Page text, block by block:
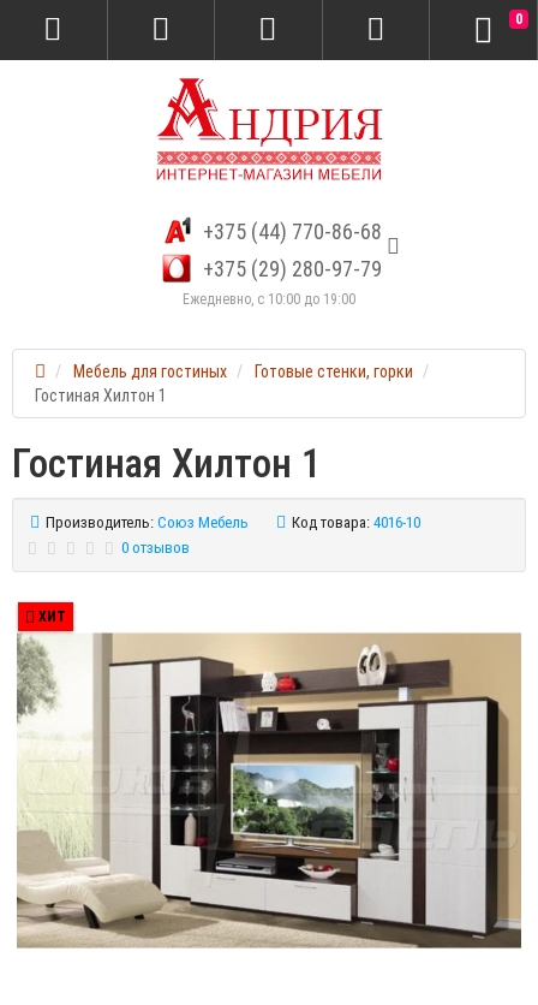
+375 (44) 770-86-68
+375 (29) 280-97-79
Ежедневно, с 10:00 до 19:00
0
Мебель для гостиных
Готовые стенки, горки
Гостиная Хилтон 1
Гостиная Хилтон 1
Производитель: Союз Мебель Код товара: 4016-10
0 отзывов
ХИТ